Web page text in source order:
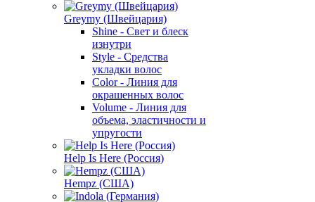
Greymy (Швейцария)
Shine - Свет и блеск
изнутри
Style - Средства
укладки волос
Color - Линия для
окрашенных волос
Volume - Линия для
объема, эластичности и
упругости
Help Is Here (Россия)
Hempz (США)